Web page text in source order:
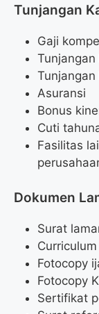
Tunjangan
Gaji
Tunjangan
Asuransi
Bonus
Cuti
Fasilitas
Dokumen
Surat
Fotocopy
Fotocopy
Sertifikat